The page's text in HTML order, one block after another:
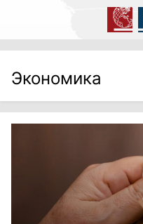
Экономика